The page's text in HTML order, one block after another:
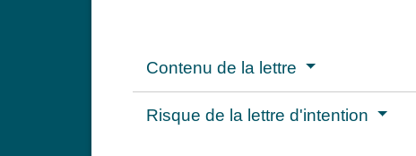
Contenu de la lettre
Risque de la lettre d'intention